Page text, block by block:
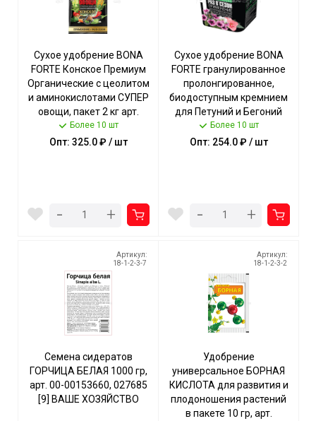
Сухое удобрение BONA
FORTE Конское Премиум
Органические с цеолитом
и аминокислотами СУПЕР
овощи, пакет 2 кг арт.
BF22010981 [10] ГАРДЕН
Более 10 шт
Опт: 325.0 ₽ / шт
- +
Сухое удобрение BONA
FORTE гранулированное
пролонгированное,
биодоступным кремнием
для Петуний и Бегоний
ведро 1 л арт. BF23020311
[12] ГАРДЕН
Более 10 шт
Опт: 254.0 ₽ / шт
- +
Артикул:
18-1-2-3-7
Семена сидератов
ГОРЧИЦА БЕЛАЯ 1000 гр,
арт. 00-00153660, 027685
[9] ВАШЕ ХОЗЯЙСТВО
Артикул:
18-1-2-3-2
Удобрение
универсальное БОРНАЯ
КИСЛОТА для развития и
плодоношения растений
в пакете 10 гр, арт.